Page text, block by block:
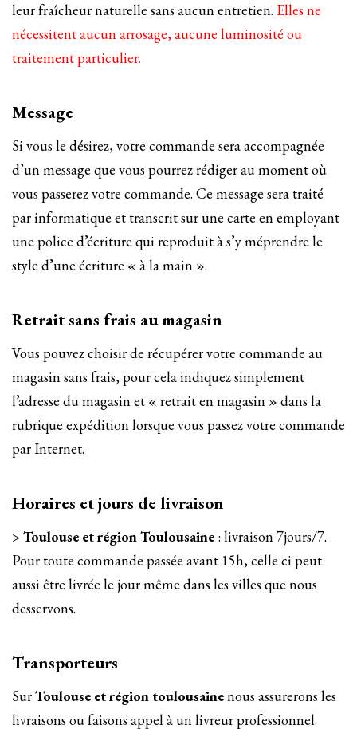
leur fraîcheur naturelle sans aucun entretien. Elles ne
nécessitent aucun arrosage, aucune luminosité ou
traitement particulier.
Message
Si vous le désirez, votre commande sera accompagnée
d’un message que vous pourrez rédiger au moment où
vous passerez votre commande. Ce message sera traité
par informatique et transcrit sur une carte en employant
une police d’écriture qui reproduit à s’y méprendre le
style d’une écriture « à la main ».
Retrait sans frais au magasin
Vous pouvez choisir de récupérer votre commande au
magasin sans frais, pour cela indiquez simplement
l’adresse du magasin et « retrait en magasin » dans la
rubrique expédition lorsque vous passez votre commande
par Internet.
Horaires et jours de livraison
> Toulouse et région Toulousaine : livraison 7jours/7.
Pour toute commande passée avant 15h, celle ci peut
aussi être livrée le jour même dans les villes que nous
desservons.
Transporteurs
SurToulouse et région toulousainenous assurerons les
livraisons ou faisons appel à un livreur professionnel.